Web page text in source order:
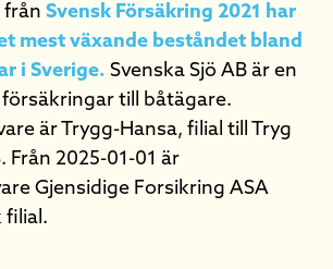
från Svensk Försäkring 2021 har
mest växande beståndet bland
i Sverige. Svenska Sjö AB är en
till båtägare.
är Trygg-Hansa, filial till Tryg
Från 2025-01-01 är
Gjensidige Forsikring ASA
filial.